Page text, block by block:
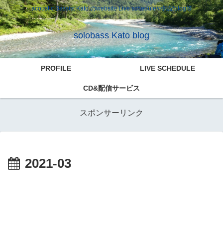
acoustic Bassist Kato のwebsite Live scheduleや雑記blog等
solobass Kato blog
PROFILE LIVE SCHEDULE
CD&配信サービス
スポンサーリンク
2021-03